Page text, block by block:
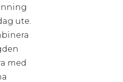
ute.
med